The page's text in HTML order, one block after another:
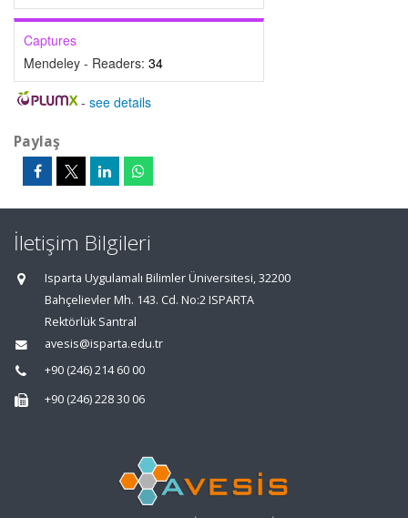
Captures
Mendeley - Readers: 34
- see details
Paylaş
İletişim Bilgileri
Isparta Uygulamalı Bilimler Üniversitesi, 32200
Bahçelievler Mh. 143. Cd. No:2 ISPARTA
Rektörlük Santral
avesis@isparta.edu.tr
+90 (246) 214 60 00
+90 (246) 228 30 06